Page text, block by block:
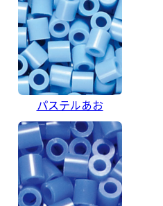
パステルあお